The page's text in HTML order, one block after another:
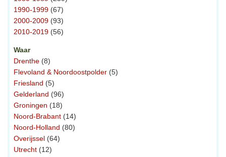
1990-1999 (67)
2000-2009 (93)
2010-2019 (56)
Waar
Drenthe (8)
Flevoland & Noordoostpolder (5)
Friesland (5)
Gelderland (96)
Groningen (18)
Noord-Brabant (14)
Noord-Holland (80)
Overijssel (64)
Utrecht (12)